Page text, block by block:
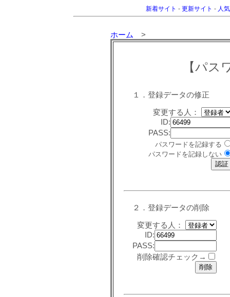
新着サイト - 更新サイト - 人
ホーム >
【パス
１．登録データの修正
変更する人：
ID:
PASS:
パスワードを記録する
パスワードを記録しない
２．登録データの削除
変更する人：
ID:
PASS:
削除確認チェック→